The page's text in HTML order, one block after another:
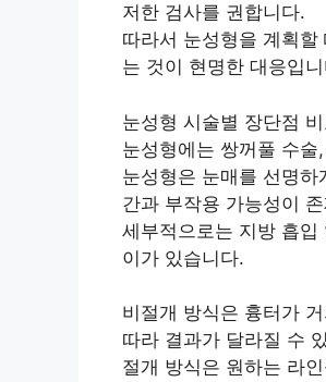
저한 검사를 권합니다.
따라서 눈성형을 계획
는 것이 현명한 대응입
눈성형 시술별 장단점
눈성형에는 쌍꺼풀 수
눈성형은 눈매를 선명
간과 부작용 가능성이
세부적으로는 지방 흡
이가 있습니다.
비절개 방식은 흉터가
따라 결과가 달라질 수
절개 방식은 원하는 라